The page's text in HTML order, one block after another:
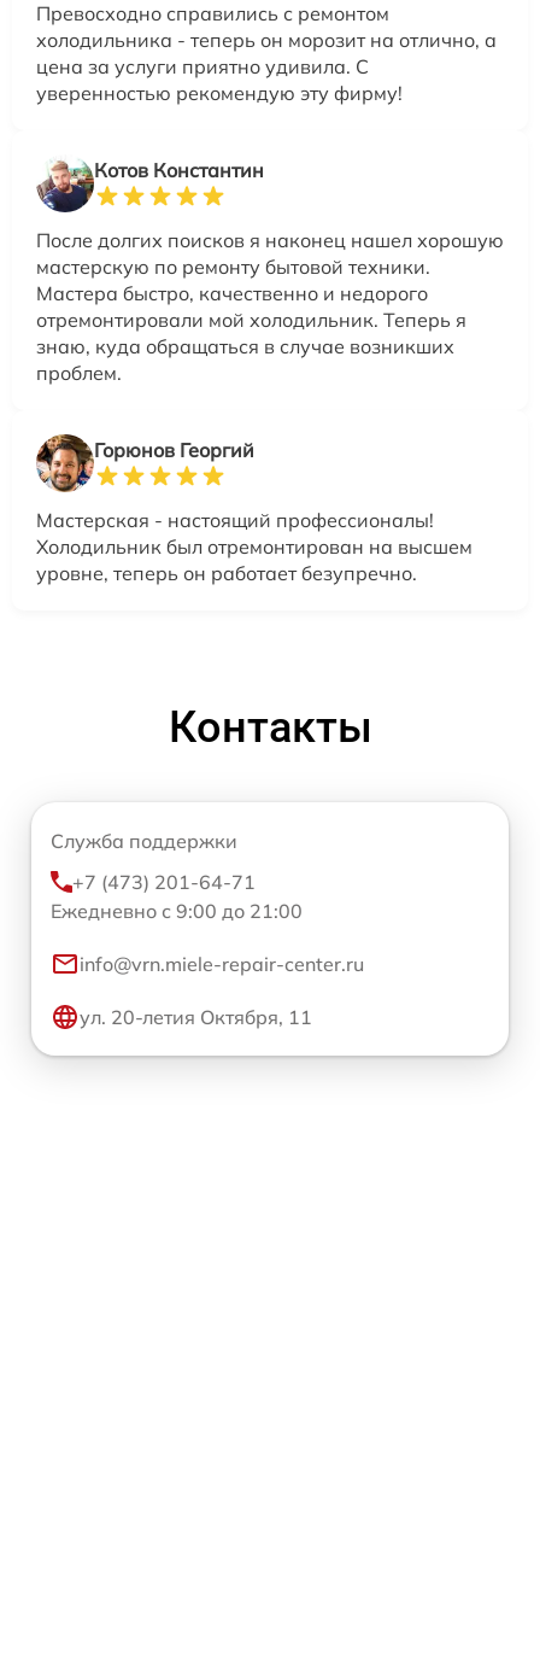
Превосходно справились с ремонтом
холодильника - теперь он морозит на отлично, а
цена за услуги приятно удивила. С
уверенностью рекомендую эту фирму!
Котов Константин
После долгих поисков я наконец нашел хорошую
мастерскую по ремонту бытовой техники.
Мастера быстро, качественно и недорого
отремонтировали мой холодильник. Теперь я
знаю, куда обращаться в случае возникших
проблем.
Горюнов Георгий
Мастерская - настоящий профессионалы!
Холодильник был отремонтирован на высшем
уровне, теперь он работает безупречно.
Контакты
Служба поддержки
+7 (473) 201-64-71
Ежедневно с 9:00 до 21:00
info@vrn.miele-repair-center.ru
ул. 20-летия Октября, 11